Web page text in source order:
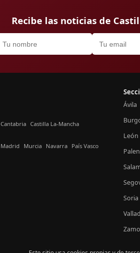
Recibe las noticias de
Cantabria Castilla La-Mancha
Madrid Murcia Navarra País Vasco
Ávila
León
Soria